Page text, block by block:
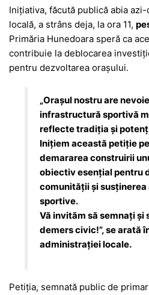
Inițiativa, făcută publică abia
locală, a strâns deja, la ora 11,
Primăria Hunedoara speră ca
contribuie la deblocarea
pentru dezvoltarea orașului.
„Orașul nostru are
infrastructură sportivă
reflecte tradiția și
Inițiem această petiție
demararea construirii
obiectiv esențial pentru
comunității și
sportive.
Vă invităm să semnați și
demers civic!”, se arată
administrației locale.
Petiția, semnată public de